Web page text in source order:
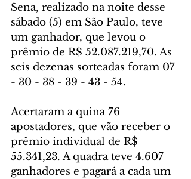
Sena, realizado na noite desse
sábado (5) em São Paulo, teve
um ganhador, que levou o
prêmio de R$ 52.087.219,70. As
seis dezenas sorteadas foram 07
- 30 - 38 - 39 - 43 - 54.
Acertaram a quina 76
apostadores, que vão receber o
prêmio individual de R$
55.341,23. A quadra teve 4.607
ganhadores e pagará a cada um